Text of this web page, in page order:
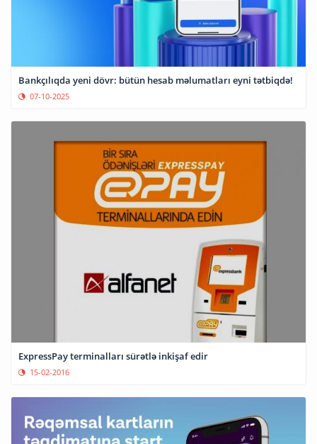
Bankçılıqda yeni dövr: bütün hesab məlumatları eyni tətbiqdə!
07-10-2025
ExpressPay terminalları sürətlə inkişaf edir
15-02-2016